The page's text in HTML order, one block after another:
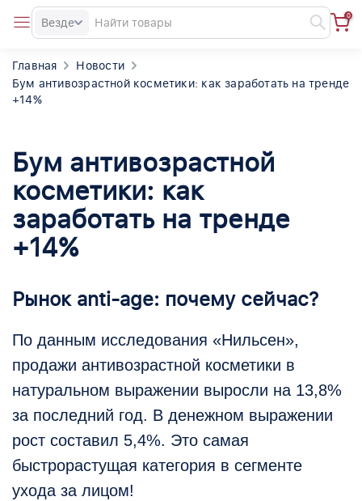
Везде
0
Главная
Новости
Бум антивозрастной косметики: как заработать на тренде
+14%
Бум антивозрастной
косметики: как
заработать на тренде
+14%
Рынок anti-age: почему сейчас?
По данным исследования «Нильсен»,
продажи антивозрастной косметики в
натуральном выражении выросли на 13,8%
за последний год. В денежном выражении
рост составил 5,4%. Это самая
быстрорастущая категория в сегменте
ухода за лицом!